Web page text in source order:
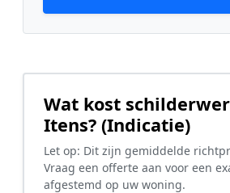
Wat kost
Itens? (Indicatie)
Let op: Dit zijn gemiddelde
Vraag een offerte aan voor een
afgestemd op uw woning.